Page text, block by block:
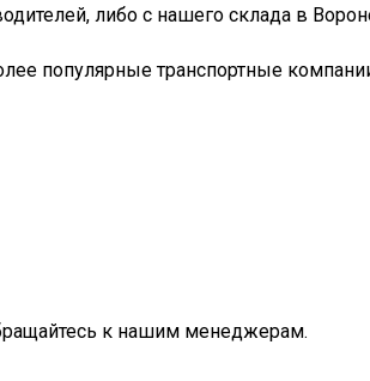
либо с нашего склада в
популярные транспортные
к нашим менеджерам.